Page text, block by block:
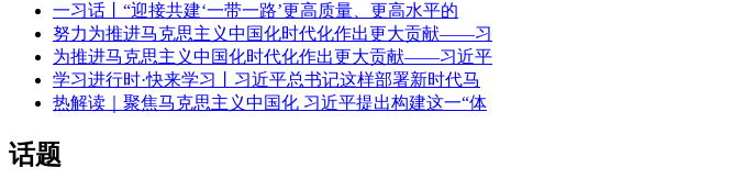
一习话丨“迎接共建‘一带一路’更高质量、更高水平的
努力为推进马克思主义中国化时代化作出更大贡献——习
为推进马克思主义中国化时代化作出更大贡献——习近平
学习进行时·快来学习丨习近平总书记这样部署新时代马
热解读｜聚焦马克思主义中国化 习近平提出构建这一“体
话题